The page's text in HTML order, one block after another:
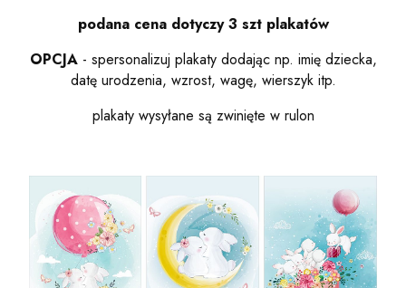
podana cena dotyczy 3 szt plakatów
OPCJA - spersonalizuj plakaty dodając np. imię dziecka,
datę urodzenia, wzrost, wagę, wierszyk itp.
plakaty wysyłane są zwinięte w rulon